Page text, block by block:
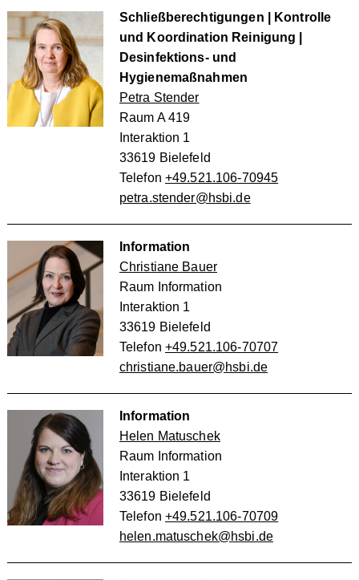
Schließberechtigungen | Kontrolle
und Koordination Reinigung |
Desinfektions- und
Hygienemaßnahmen
Petra Stender
Raum A 419
Interaktion 1
33619 Bielefeld
Telefon +49.521.106-70945
petra.stender@hsbi.de
Information
Christiane Bauer
Raum Information
Interaktion 1
33619 Bielefeld
Telefon +49.521.106-70707
christiane.bauer@hsbi.de
Information
Helen Matuschek
Raum Information
Interaktion 1
33619 Bielefeld
Telefon +49.521.106-70709
helen.matuschek@hsbi.de